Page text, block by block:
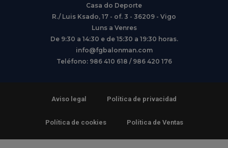
Casa do Deporte
R./ Luis Ksado, 17 - of. 3 - 36209 - Vigo
Luns a Venres
De 9:30 a 14:30 e de 15:30 a 19:30 horas.
info@fgbalonman.com
Teléfono: 986 410 618 / 986 420 176
Aviso legal Política de privacidad
Política de cookies Política de Ventas